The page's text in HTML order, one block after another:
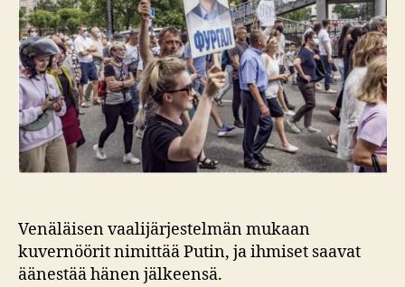
Venäläisen vaalijärjestelmän mukaan
kuvernöörit nimittää Putin, ja ihmiset saavat
äänestää hänen jälkeensä.